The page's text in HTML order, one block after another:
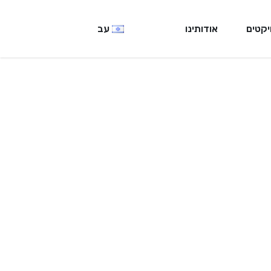
אודותינו עב